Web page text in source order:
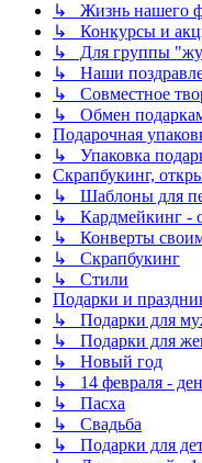
↳ Жизнь нашего
↳ Конкурсы и
↳ Для группы
↳ Наши
↳ Совместное
↳ Обмен
Подарочная
↳ Упаковка
Скрапбукинг,
↳ Шаблоны для
↳ Кардмейкинг -
↳ Конверты
↳ Скрапбукинг
↳ Стили
Подарки и
↳ Подарки для
↳ Подарки для
↳ Новый год
↳ 14 февраля -
↳ Пасха
↳ Свадьба
↳ Подарки для